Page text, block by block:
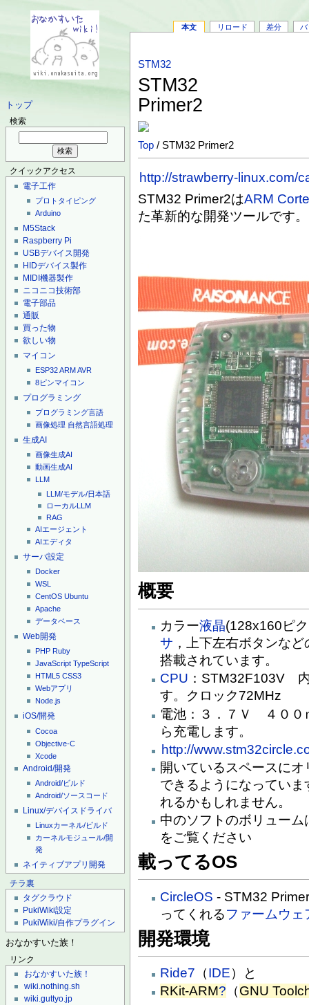
トップ
検索
クイックアクセス
電子工作
プロトタイピング
Arduino
M5Stack
Raspberry Pi
USBデバイス開発
HIDデバイス製作
MIDI機器製作
ニコニコ技術部
電子部品
通販
買った物
欲しい物
マイコン
ESP32ARMAVR
8ピンマイコン
プログラミング
プログラミング言語
画像処理 自然言語処理
生成AI
画像生成AI
動画生成AI
LLM
LLM/モデル/日本語
ローカルLLM
RAG
AIエージェント
AIエディタ
サーバ設定
Docker
WSL
CentOS Ubuntu
Apache
データベース
Web開発
PHP Ruby
JavaScript TypeScript
HTML5 CSS3
Webアプリ
Node.js
iOS/開発
Cocoa
Objective-C
Xcode
Android/開発
Android/ビルド
Android/ソースコード
Linux/デバイスドライバ
Linuxカーネル/ビルド
カーネルモジュール/開
発
ネイティブアプリ開発
チラ裏
タグクラウド
PukiWiki設定
PukiWiki/自作プラグイン
おなかすいた族！
リンク
おなかすいた族！
wiki.nothing.sh
wiki.guttyo.jp
本文 リロード 差分 バ
STM32
STM32
Primer2
Top / STM32 Primer2
http://strawberry-linux.com/
STM32 Primer2はARM
た革新的な開発ツールです。
概要
カラー液晶(128x160ピ
サ ，上下左右ボタンな
搭載されています。
CPU ：STM32F103V
す。クロック72MHz
電池：３．７Ｖ ４００
ら充電します。
http://
開いているスペースに
できるようになってい
れるかもしれません。
中のソフトのボリュー
をご覧ください
載ってるOS
CircleOS - STM32
ってくれるファームウェ
開発環境
Ride7 （IDE）と
RKit-ARM? （GNU